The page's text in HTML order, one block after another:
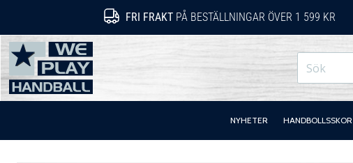
FRI FRAKTPÅ BESTÄLLNINGAR ÖVER 1 599 KR
WePlayHandball.se
NYHETER HANDBOLLSSKOR